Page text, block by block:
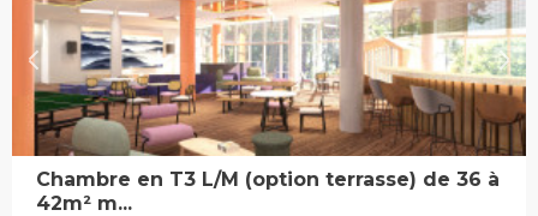
Chambre en T3 L/M (option terrasse) de 36 à
42m² m...